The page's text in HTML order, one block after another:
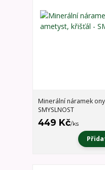
Minerální náramek
SMYSLNOST
449 Kč/ks